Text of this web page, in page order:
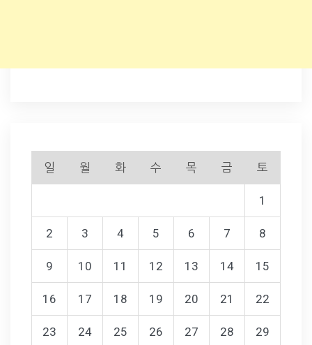
일 월 화 수 목 금 토
1
2 3 4 5 6 7 8
9 10 11 12 13 14 15
16 17 18 19 20 21 22
23 24 25 26 27 28 29